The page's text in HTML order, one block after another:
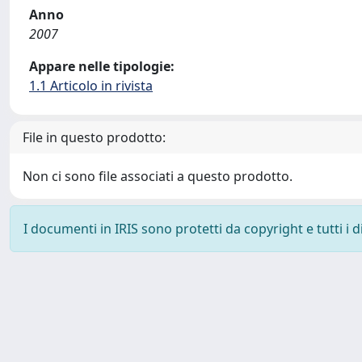
Anno
2007
Appare nelle tipologie:
1.1 Articolo in rivista
File in questo prodotto:
Non ci sono file associati a questo prodotto.
I documenti in IRIS sono protetti da copyright e tutti i